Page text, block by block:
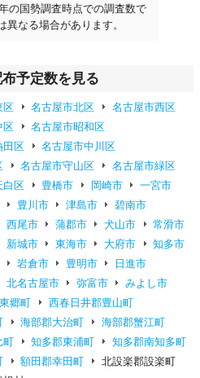
の国勢調査時点での調査数で
異なる場合があります。
予定数を見る
区 名古屋市北区
名古屋市西区
区
名古屋市昭和区
田区
名古屋市中川区
名古屋市守山区
名古屋市緑区
白区 豊橋市 岡崎市
一宮市
豊川市 津島市
碧南市
西尾市 蒲郡市 犬山市
常滑市
新城市 東海市 大府市
知多市
岩倉市 豊明市
日進市
北名古屋市 弥富市
みよし市
郷町
西春日井郡豊山町
海部郡大治町
海部郡蟹江町
町 知多郡東浦町
知多郡南知多町
額田郡幸田町
北設楽郡設楽町